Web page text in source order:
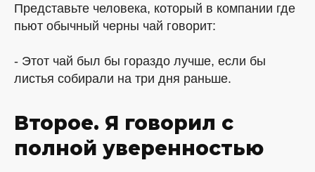
Представьте человека, который в компании где
пьют обычный черны чай говорит:
- Этот чай был бы гораздо лучше, если бы
листья собирали на три дня раньше.
Второе. Я говорил с
полной уверенностью